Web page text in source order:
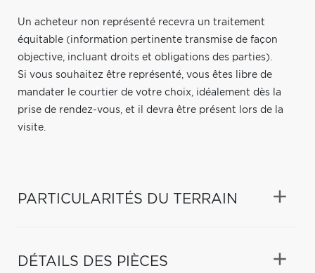
Un acheteur non représenté recevra un traitement
équitable (information pertinente transmise de façon
objective, incluant droits et obligations des parties).
Si vous souhaitez être représenté, vous êtes libre de
mandater le courtier de votre choix, idéalement dès la
prise de rendez-vous, et il devra être présent lors de la
visite.
PARTICULARITÉS DU TERRAIN
DÉTAILS DES PIÈCES